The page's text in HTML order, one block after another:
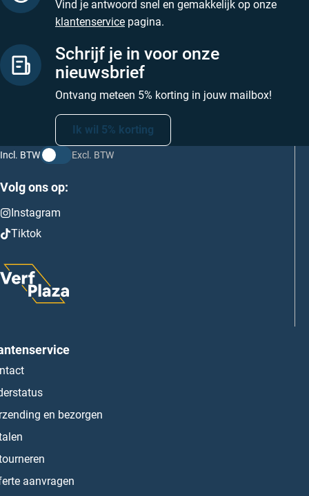
Vind je antwoord snel en gemakkelijk op onze
klantenservice pagina.
Schrijf je in voor onze
nieuwsbrief
Ontvang meteen 5% korting in jouw mailbox!
Ik wil 5% korting
Incl. BTW Excl. BTW
Volg ons op:
Instagram
Tiktok
en bezorgen
aanvragen